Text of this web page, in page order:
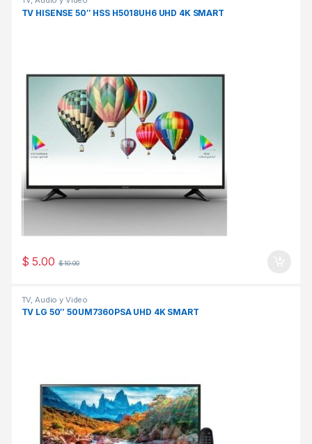
TV HISENSE 50″ HSS H5018UH6 UHD 4K SMART
$ 5.00 $10.00
TV, Audio y Video
TV LG 50″ 50UM7360PSA UHD 4K SMART